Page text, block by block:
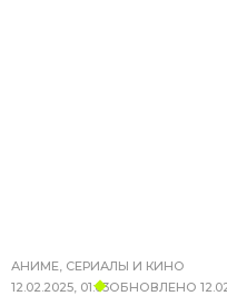
АНИМЕ, СЕРИАЛЫ И КИНО
12.02.2025, 01:03ОБНОВЛЕНО